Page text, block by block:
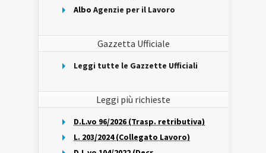
Albo Agenzie per il Lavoro
Gazzetta Ufficiale
Leggi tutte le Gazzette Ufficiali
Leggi più richieste
D.L.vo 96/2026 (Trasp. retributiva)
L. 203/2024 (Collegato Lavoro)